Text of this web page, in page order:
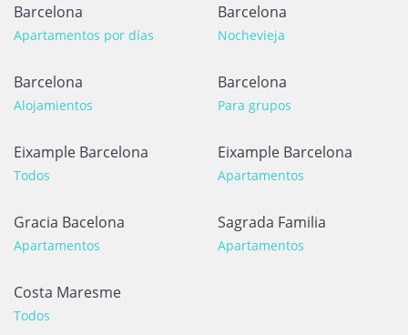
Barcelona
Apartamentos por días
Barcelona
Nochevieja
Barcelona
Alojamientos
Barcelona
Para grupos
Eixample Barcelona
Todos
Eixample Barcelona
Apartamentos
Gracia Bacelona
Apartamentos
Sagrada Familia
Apartamentos
Costa Maresme
Todos